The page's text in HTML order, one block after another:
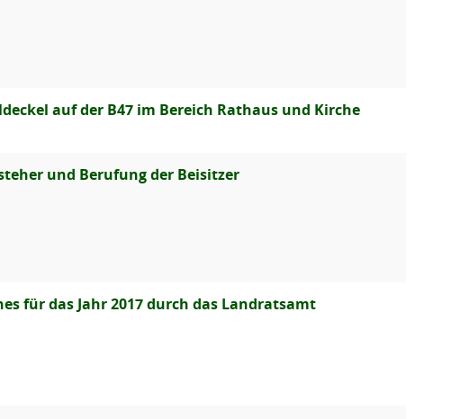
auf der B47 im Bereich Rathaus und Kirche
und Berufung der Beisitzer
für das Jahr 2017 durch das Landratsamt